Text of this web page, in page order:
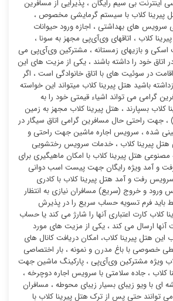
بی سیم رایگان ، پذیرایی از مسافرین
پیرینا کلاب با سیستم گرمایشی مخصوص ،
سرویس های بهداشتی ، اجازه ورود حیوانات
کلاب ، اتاقهای وی‌آی‌پی مجهز به سونا ،
و بازیهای زمستانه ، مشترکین وی‌آی‌پی می
اتاق خود را داشته باشند ، یکی از مزیت های این
در سوئیت ‌های با اتاق خانوادگی است ، اگر
باشید هتل پیرینا کلاب میتواند این خواسته
گرامی می تواند اشیاء قیمتی خود را به
کلاب بسپارند ، هتل پیرینا کلاب مجهز به زمین
۳ کیلومتر) ، جهت راحتی حال مسافرین گرامی اتاق سیگار در
شده ، سرویس اجاره ماشین جهت راحتی و
پیرینا کلاب ، خدمات سرویس رختشویی
مصنوعی هتل پیرینا کلاب با امکان ماهیگیری برای
و آمد ویژه رایگان جهت پیست اسب دوانی
رفت و آمد هتل پیرینا کلاب با کادری
ورود و خروج (سریع) مسافران نیازی به انتظار
باید فرم تسویه حساب سریع را در پذیرش
کلاب کارت اعتباری آنها را شارژ می کند یا حساب
آنها ارسال می کند ، یکی از مزیت های مورد
این هتل پیرینا کلاب، امکان دریافت کانال های
خصوصی با باغ مدرن و نمونه ، بار اختصاصی
ویژه مشترکین وی‌آی‌پی ، پارکینگ ماشین جهت
کلاب ، جاده سلامتی با سرویس اجاره دوچرخه ،
ای با ویو زیبای بسیار زیبای محوطه ، مسافران
توانند حتی پس از ترک هتل پیرینا کلاب با